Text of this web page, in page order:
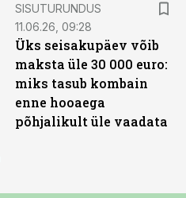
SISUTURUNDUS
11.06.26, 09:28
Üks seisakupäev võib
maksta üle 30 000 euro:
miks tasub kombain
enne hooaega
põhjalikult üle vaadata